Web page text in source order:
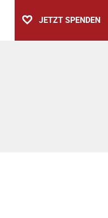
JETZT SPENDEN